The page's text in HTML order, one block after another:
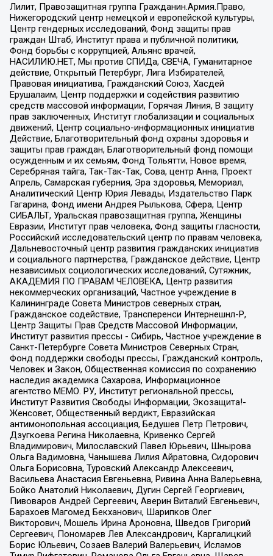
Лилит, Правозащитная группа Гражданин.Армия.Право,
Нижегородский центр немецкой и европейской культуры,
Центр гендерных исследований, Фонд защиты прав
граждан Штаб, Институт права и публичной политики,
Фонд борьбы с коррупцией, Альянс врачей,
НАСИЛИЮ.НЕТ, Мы против СПИДа, СВЕЧА, Гуманитарное
действие, Открытый Петербург, Лига Избирателей,
Правовая инициатива, Гражданский Союз, Хасдей
Ерушалаим, Центр поддержки и содействия развитию
средств массовой информации, Горячая Линия, В защиту
прав заключенных, Институт глобализации и социальных
движений, Центр социально-информационных инициатив
Действие, Благотворительный фонд охраны здоровья и
защиты прав граждан, Благотворительный фонд помощи
осужденным и их семьям, Фонд Тольятти, Новое время,
Серебряная тайга, Так-Так-Так, Сова, центр Анна, Проект
Апрель, Самарская губерния, Эра здоровья, Мемориал,
Аналитический Центр Юрия Левады, Издательство Парк
Гагарина, Фонд имени Андрея Рылькова, Сфера, Центр
СИБАЛЬТ, Уральская правозащитная группа, Женщины
Евразии, Институт прав человека, Фонд защиты гласности,
Российский исследовательский центр по правам человека,
Дальневосточный центр развития гражданских инициатив
и социального партнерства, Гражданское действие, Центр
независимых социологических исследований, Сутяжник,
АКАДЕМИЯ ПО ПРАВАМ ЧЕЛОВЕКА, Центр развития
некоммерческих организаций, Частное учреждение в
Калининграде Совета Министров северных стран,
Гражданское содействие, Трансперенси Интернешнл-Р,
Центр Защиты Прав Средств Массовой Информации,
Институт развития прессы - Сибирь, Частное учреждение в
Санкт-Петербурге Совета Министров Северных Стран,
Фонд поддержки свободы прессы, Гражданский контроль,
Человек и Закон, Общественная комиссия по сохранению
наследия академика Сахарова, Информационное
агентство МЕМО. РУ, Институт региональной прессы,
Институт Развития Свободы Информации, Экозащита!-
Женсовет, Общественный вердикт, Евразийская
антимонопольная ассоциация, Бедушев Петр Петрович,
Дзугкоева Регина Николаевна, Кривенко Сергей
Владимирович, Милославский Павел Юрьевич, Шнырова
Ольга Вадимовна, Чанышева Лилия Айратовна, Сидорович
Ольга Борисовна, Туровский Александр Алексеевич,
Васильева Анастасия Евгеньевна, Ривина Анна Валерьевна,
Бойко Анатолий Николаевич, Дугин Сергей Георгиевич,
Пивоваров Андрей Сергеевич, Аверин Виталий Евгеньевич,
Барахоев Магомед Бекханович, Шарипков Олег
Викторович, Мошель Ирина Ароновна, Шведов Григорий
Сергеевич, Пономарев Лев Александрович, Каргалицкий
Борис Юльевич, Созаев Валерий Валерьевич, Исламов